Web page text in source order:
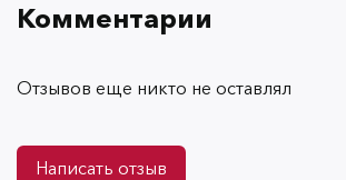
Комментарии
Отзывов еще никто не оставлял
Написать отзыв